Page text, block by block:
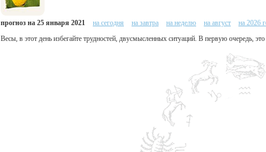
прогноз на 25 января 2021 на сегодня на завтра на неделю на август на 2026
Весы, в этот день избегайте трудностей, двусмысленных ситуаций. В первую очередь,